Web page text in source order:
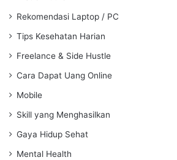
Rekomendasi Laptop / PC
Tips Kesehatan Harian
Freelance & Side Hustle
Cara Dapat Uang Online
Mobile
Skill yang Menghasilkan
Gaya Hidup Sehat
Mental Health